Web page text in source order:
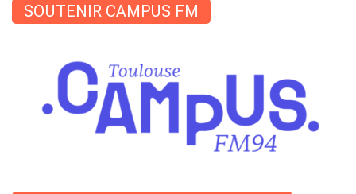
SOUTENIR CAMPUS FM